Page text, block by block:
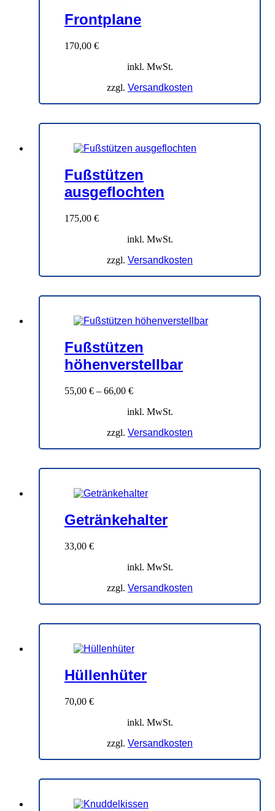
Frontplane
170,00 €
inkl. MwSt.
zzgl. Versandkosten
Fußstützen
ausgeflochten
175,00 €
inkl. MwSt.
zzgl. Versandkosten
Fußstützen
höhenverstellbar
55,00 € – 66,00 €
inkl. MwSt.
zzgl. Versandkosten
Getränkehalter
33,00 €
inkl. MwSt.
zzgl. Versandkosten
Hüllenhüter
70,00 €
inkl. MwSt.
zzgl. Versandkosten